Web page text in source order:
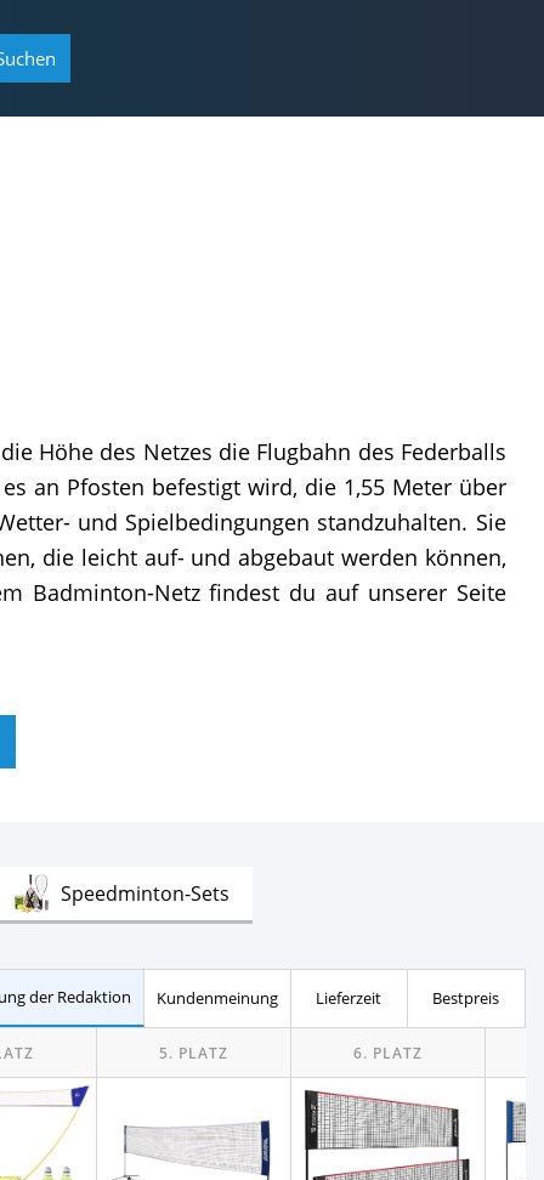
Höhe des Netzes die Flugbahn des Federballs
an Pfosten befestigt wird, die 1,55 Meter über
und Spielbedingungen standzuhalten. Sie
die leicht auf- und abgebaut werden können,
Badminton-Netz findest du auf unserer Seite
Speedminton-Sets
der Redaktion Kundenmeinung Lieferzeit Bestpreis